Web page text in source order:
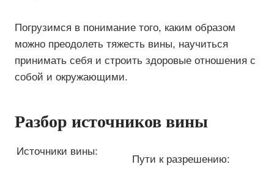
Погрузимся в понимание того, каким образом
можно преодолеть тяжесть вины, научиться
принимать себя и строить здоровые отношения с
собой и окружающими.
Разбор источников вины
Источники вины:
Пути к разрешению: